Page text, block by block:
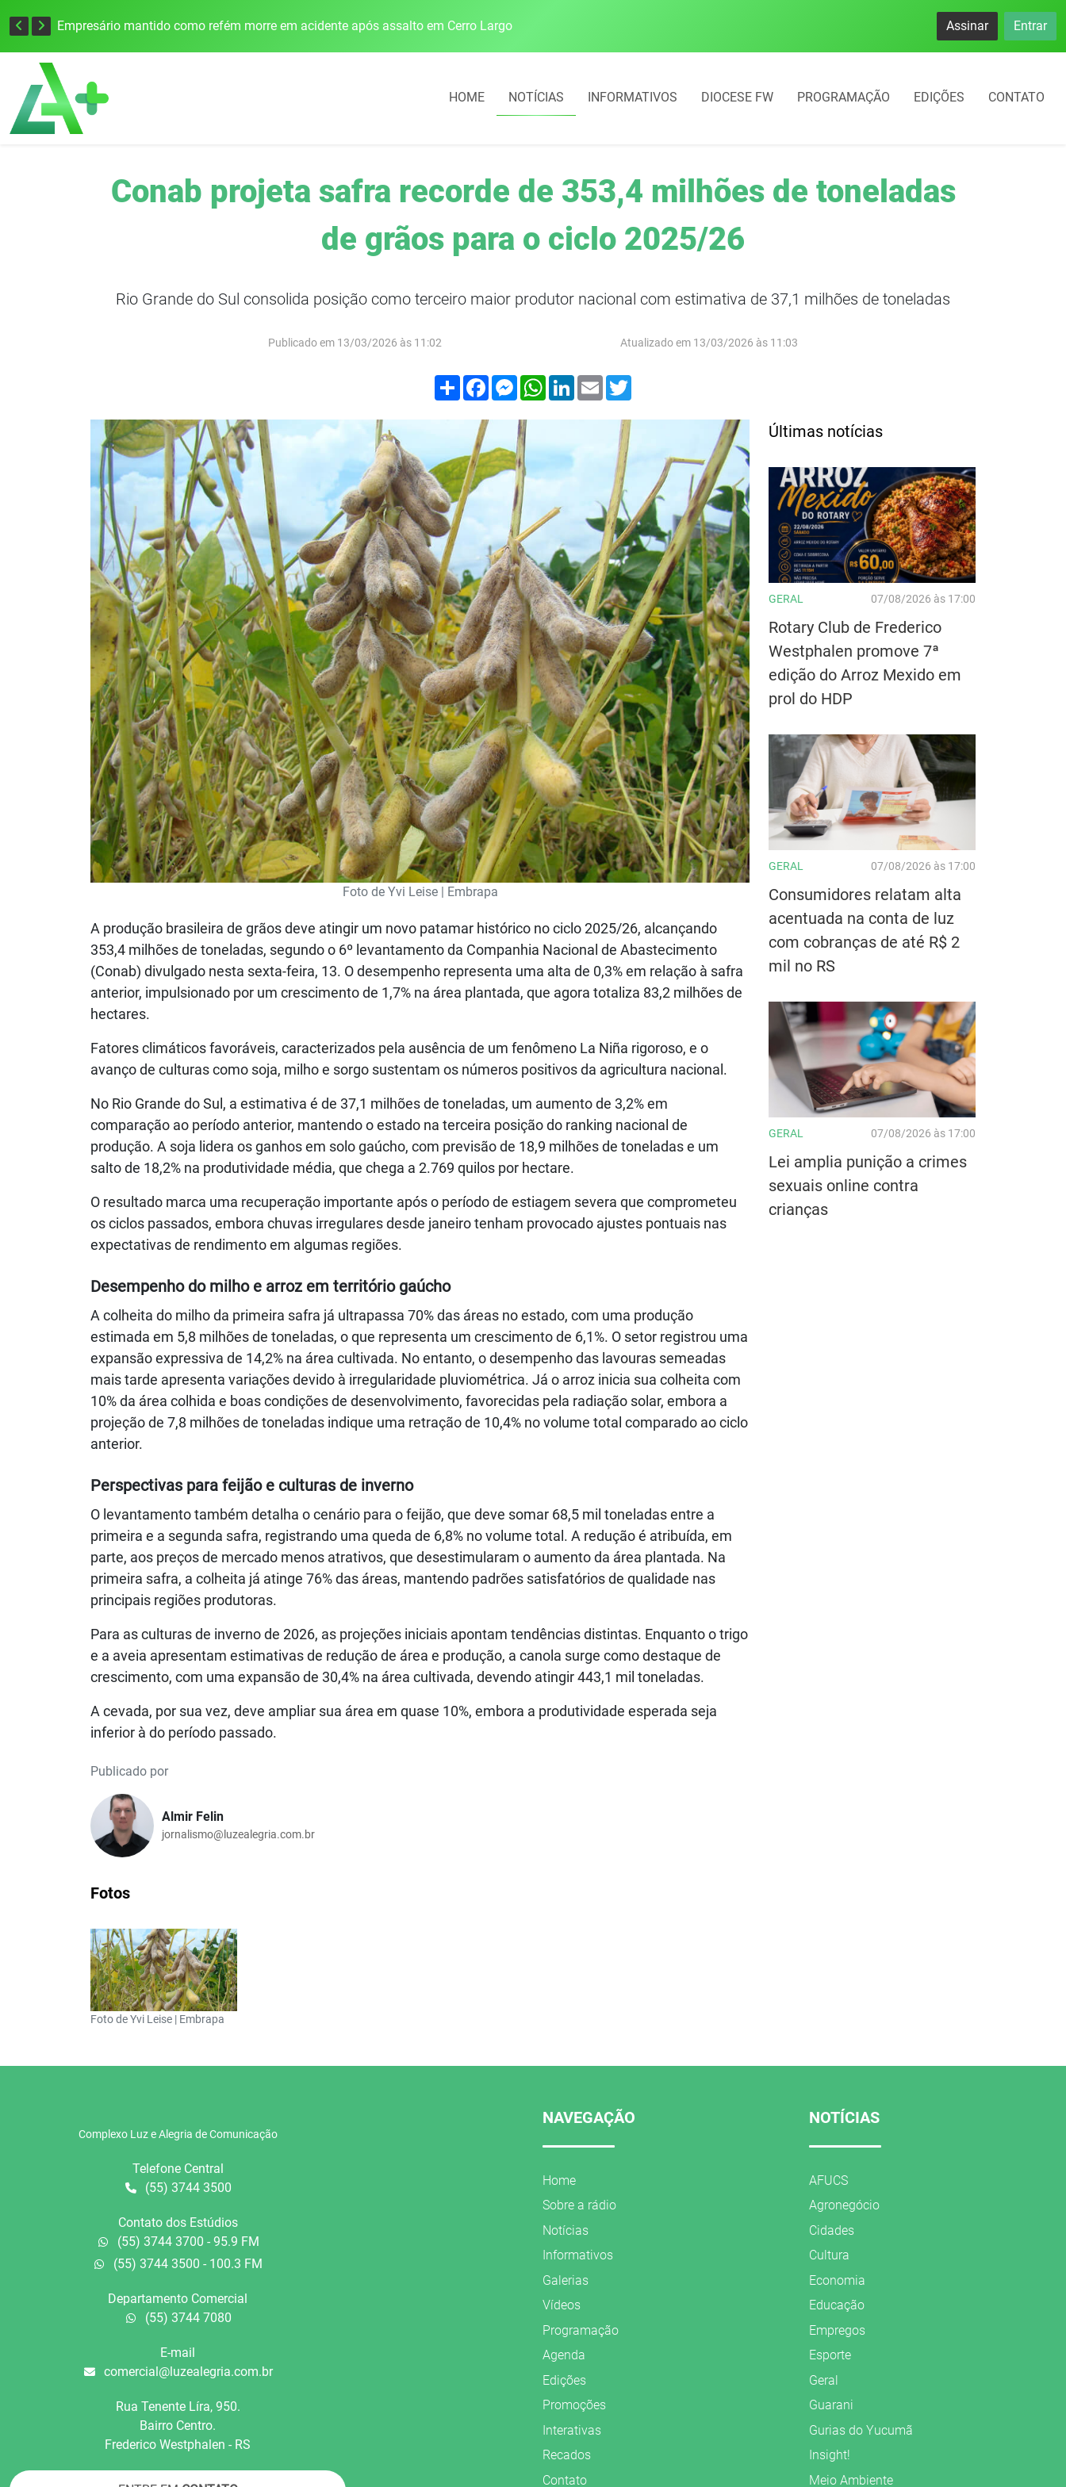
Empresário mantido como refém morre em acidente após assalto em Cerro Largo Cobrança do estacionamento rotativo começará em 10 dias em Frederico
Assinar Entrar
HOME NOTÍCIAS INFORMATIVOS DIOCESE FW PROGRAMAÇÃO EDIÇÕES CONTATO
Conab projeta safra recorde de 353,4 milhões de toneladas
de grãos para o ciclo 2025/26
Rio Grande do Sul consolida posição como terceiro maior produtor nacional com estimativa de 37,1 milhões de toneladas
Publicado em 13/03/2026 às 11:02 Atualizado em 13/03/2026 às 11:03
Compartilhar
FacebookMessenger
WhatsApp
LinkedIn
Email
Foto de Yvi Leise | Embrapa
A produção brasileira de grãos deve atingir um novo patamar histórico no ciclo 2025/26, alcançando
353,4 milhões de toneladas, segundo o 6º levantamento da Companhia Nacional de Abastecimento
(Conab) divulgado nesta sexta-feira, 13. O desempenho representa uma alta de 0,3% em relação à safra
anterior, impulsionado por um crescimento de 1,7% na área plantada, que agora totaliza 83,2 milhões de
hectares.
Fatores climáticos favoráveis, caracterizados pela ausência de um fenômeno La Niña rigoroso, e o
avanço de culturas como soja, milho e sorgo sustentam os números positivos da agricultura nacional.
No Rio Grande do Sul, a estimativa é de 37,1 milhões de toneladas, um aumento de 3,2% em
comparação ao período anterior, mantendo o estado na terceira posição do ranking nacional de
produção. A soja lidera os ganhos em solo gaúcho, com previsão de 18,9 milhões de toneladas e um
salto de 18,2% na produtividade média, que chega a 2.769 quilos por hectare.
O resultado marca uma recuperação importante após o período de estiagem severa que comprometeu
os ciclos passados, embora chuvas irregulares desde janeiro tenham provocado ajustes pontuais nas
expectativas de rendimento em algumas regiões.
Desempenho do milho e arroz em território gaúcho
A colheita do milho da primeira safra já ultrapassa 70% das áreas no estado, com uma produção
estimada em 5,8 milhões de toneladas, o que representa um crescimento de 6,1%. O setor registrou uma
expansão expressiva de 14,2% na área cultivada. No entanto, o desempenho das lavouras semeadas
mais tarde apresenta variações devido à irregularidade pluviométrica. Já o arroz inicia sua colheita com
10% da área colhida e boas condições de desenvolvimento, favorecidas pela radiação solar, embora a
projeção de 7,8 milhões de toneladas indique uma retração de 10,4% no volume total comparado ao ciclo
anterior.
Perspectivas para feijão e culturas de inverno
O levantamento também detalha o cenário para o feijão, que deve somar 68,5 mil toneladas entre a
primeira e a segunda safra, registrando uma queda de 6,8% no volume total. A redução é atribuída, em
parte, aos preços de mercado menos atrativos, que desestimularam o aumento da área plantada. Na
primeira safra, a colheita já atinge 76% das áreas, mantendo padrões satisfatórios de qualidade nas
principais regiões produtoras.
Para as culturas de inverno de 2026, as projeções iniciais apontam tendências distintas. Enquanto o trigo
e a aveia apresentam estimativas de redução de área e produção, a canola surge como destaque de
crescimento, com uma expansão de 30,4% na área cultivada, devendo atingir 443,1 mil toneladas.
A cevada, por sua vez, deve ampliar sua área em quase 10%, embora a produtividade esperada seja
inferior à do período passado.
Publicado por
Almir Felin
jornalismo@luzealegria.com.br
Fotos
Foto de Yvi Leise | Embrapa
Últimas notícias
GERAL 07/08/2026 às 17:00
Rotary Club de Frederico
Westphalen promove 7ª
edição do Arroz Mexido em
prol do HDP
GERAL 07/08/2026 às 17:00
Consumidores relatam alta
acentuada na conta de luz
com cobranças de até R$ 2
mil no RS
GERAL 07/08/2026 às 17:00
Lei amplia punição a crimes
sexuais online contra
crianças
Complexo Luz e Alegria de Comunicação
Telefone Central
(55) 3744 3500
Contato dos Estúdios
(55) 3744 3700 - 95.9 FM
(55) 3744 3500 - 100.3 FM
Departamento Comercial
(55) 3744 7080
E-mail
comercial@luzealegria.com.br
Rua Tenente Líra, 950.
Bairro Centro.
Frederico Westphalen - RS
NAVEGAÇÃO
Home
Sobre a rádio
Notícias
Informativos
Galerias
Vídeos
Programação
Agenda
Edições
Promoções
Interativas
Recados
Contato
NOTÍCIAS
AFUCS
Agronegócio
Cidades
Cultura
Economia
Educação
Empregos
Esporte
Geral
Guarani
Gurias do Yucumã
Insight!
Meio Ambiente